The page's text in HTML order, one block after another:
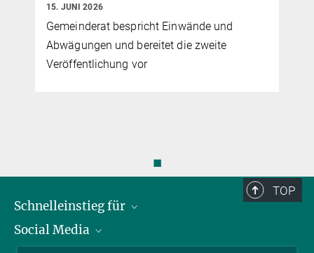
15. JUNI 2026
Gemeinderat bespricht Einwände und
Abwägungen und bereitet die zweite
Veröffentlichung vor
◼
TOP
Schnelleinstieg für
Journalist*innen
Social Media